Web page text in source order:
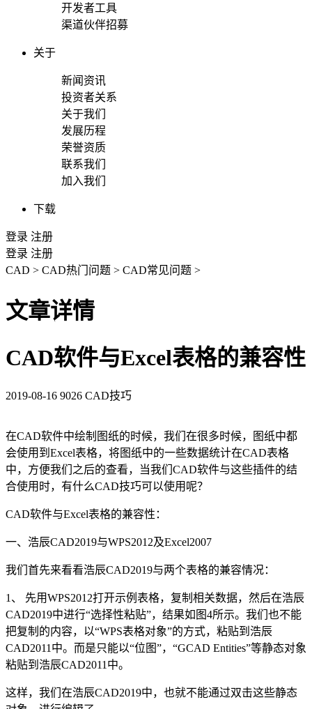
开发者工具
渠道伙伴招募
关于
新闻资讯
投资者关系
关于我们
发展历程
荣誉资质
联系我们
加入我们
下载
登录 注册
登录 注册
CAD > CAD热门问题 > CAD常见问题 >
文章详情
CAD软件与Excel表格的兼容性
2019-08-16 9026 CAD技巧
在CAD软件中绘制图纸的时候，我们在很多时候，图纸中都
会使用到 Excel表格，将图纸中的一些数据统计在CAD表格
中，方便我们之后的查看，当我们 CAD软件与这些插件的结
合使用时，有什么CAD技巧可以使用呢？
CAD软件与Excel表格的兼容性：
一、浩辰CAD2019与WPS2012及Excel2007
我们首先来看看浩辰CAD2019与两个表格的兼容情况：
1、 先用WPS2012打开示例表格，复制相关数据，然后在浩辰
CAD2019中进行“选择性粘贴”，结果如图4所示。我们也不能
把复制的内容，以“WPS表格对象”的方式，粘贴到浩辰
CAD2011中。而是只能以“位图”，“GCAD Entities”等静态对象
粘贴到浩辰CAD2011中。
这样，我们在浩辰CAD2019中，也就不能通过双击这些静态